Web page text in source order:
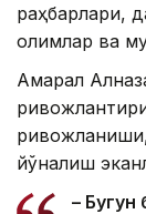
раҳбарлари,
олимлар ва
Ақмарал
йўналиш
–